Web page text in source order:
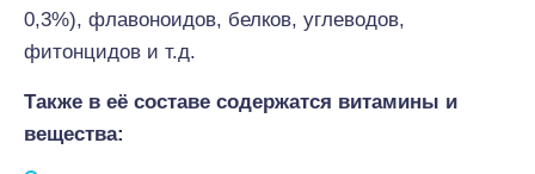
0,3%), флавоноидов, белков, углеводов,
фитонцидов и т.д.
Также в её составе содержатся витамины и
вещества: